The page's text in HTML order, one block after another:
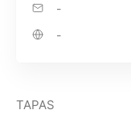
-
-
TAPAS